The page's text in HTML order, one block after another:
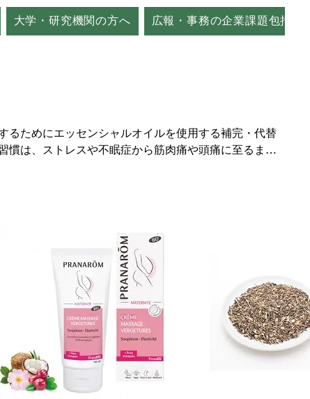
大学・研究機関の方へ 広報・事務の企業課題包括支援
るためにエッセンシャルオイルを使用する補完・代替
慣は、ストレスや不眠症から筋肉痛や頭痛に至るま